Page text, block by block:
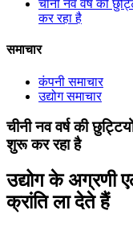
चीनी नव वर्ष की
कर रहा है
समाचार
कंपनी समाचार
उद्योग समाचार
चीनी नव वर्ष की
शुरू कर रहा है
उद्योग के अग्रणी
क्रांति ला देते हैं